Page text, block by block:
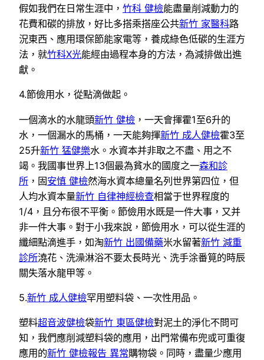
假如我們在日常生涯中， 竹科 健檢能盡量削減動力的
花費和碳的排放，好比多搭乘搭座公共新竹 家醫科路
況東西、應用環保節能家電等，養成綠色低碳的生涯方
法，就竹科X光能經由過程本身的方法，為減排做出進
獻。
4.節儉用水，從點滴做起。
一個滴水的水龍頭新竹 健檢 ，一天會揮霍1至6升的
水，一個漏水的馬桶，一天能夠揮新竹 成人健檢霍3至
25升新竹 猛健樂水。水資本并非取之不盡、用之不
竭。我國事世界上13個最為貧水的國度之一森和診
所 ，固安慎 健檢然海水資本總量名列世界第四位，但
人均水資本量新竹 自律神經檢查相當于世界程度的
1/4，且分布很不平衡。節儉用水既是一件大事，又并
非一件大事。對于小我來說，節儉用水，可以從生涯的
纖細點滴進手，如淘新竹 出國備藥米水留著新竹 減重
診所澆花、洗澡淋浴不要太長時光、洗手涂番筧的時辰
關失落水龍甲等。
5.新竹 成人健檢罕用塑料袋、一次性用品。
塑料超音波健檢袋新竹 東區健檢對泥土的淨化不問可
知，我們應削減塑料袋的應用，出門常備布兜或可重復
應用的新竹 健檢報告 異常購物袋。同時，盡量少應用